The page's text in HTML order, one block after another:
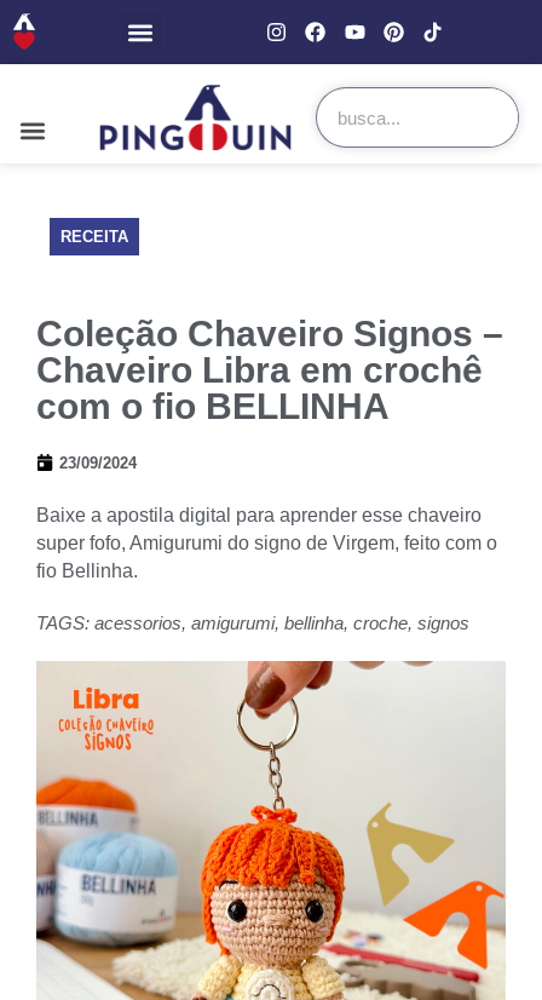
RECEITA
Coleção Chaveiro Signos –
Chaveiro Libra em crochê
com o fio BELLINHA
23/09/2024
Baixe a apostila digital para aprender esse chaveiro
super fofo, Amigurumi do signo de Virgem, feito com o
fio Bellinha.
TAGS: acessorios, amigurumi, bellinha, croche, signos